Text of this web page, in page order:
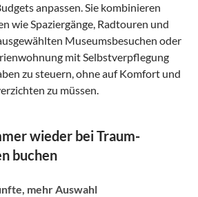
anpassen. Sie kombinieren
wie Spaziergänge, Radtouren und
Museumsbesuchen oder
mit Selbstverpflegung
zu steuern, ohne auf Komfort und
zu müssen.
wieder bei Traum-
buchen
mehr Auswahl